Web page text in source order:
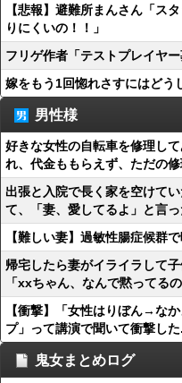
【悲報】避難所まんさん「ス
りにくいの！！」
フリゲ作者「テストプレイヤ
嫁をもう1回惚れさすにはどう
男性様
好きな女性の自転車を修理し
れ、代金ももらえず、ただの
出張と入院で長く家を空けて
て、「妻、愛してるよ」と言
【難しい妻】過敏性腸症候群
帰宅したら妻がイライラして
「xxちゃん、なんで黙ってる
【衝撃】「女性はりぼん→な
プ」って講演で聞いて衝撃した
鬼女まとめログ